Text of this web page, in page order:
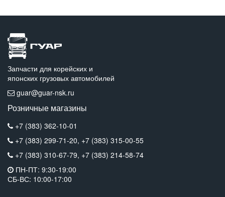
Запчасти для корейских и
японских грузовых автомобилей
guar@guar-nsk.ru
Розничные магазины
+7 (383) 362-10-01
+7 (383) 299-71-20, +7 (383) 315-00-55
+7 (383) 310-67-79, +7 (383) 214-58-74
ПН-ПТ: 9:30-19:00
СБ-ВС: 10:00-17:00